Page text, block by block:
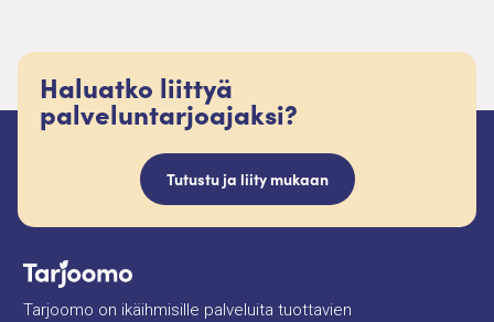
Haluatko liittyä
palveluntarjoajaksi?
Tutustu ja liity mukaan
Tarjoomo on ikäihmisille palveluita tuottavien